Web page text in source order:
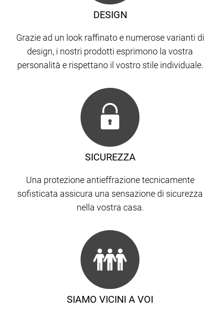
DESIGN
Grazie ad un look raffinato e numerose varianti di
design, i nostri prodotti esprimono la vostra
personalità e rispettano il vostro stile individuale.
SIAMO VICINI A VOI
SICUREZZA
Una protezione antieffrazione tecnicamente
sofisticata assicura una sensazione di sicurezza
nella vostra casa.